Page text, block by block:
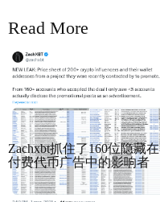
Read More
RRCNEWS_ZH
Zachxbt抓住了160位隐藏在
付费代币广告中的影响者
September 01, 2025